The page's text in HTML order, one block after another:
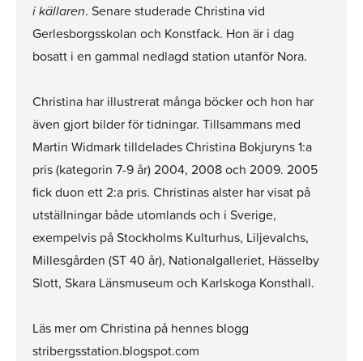
i källaren. Senare studerade Christina vid
Gerlesborgsskolan och Konstfack. Hon är i dag
bosatt i en gammal nedlagd station utanför Nora.
Christina har illustrerat många böcker och hon har
även gjort bilder för tidningar. Tillsammans med
Martin Widmark tilldelades Christina Bokjuryns 1:a
pris (kategorin 7-9 år) 2004, 2008 och 2009. 2005
fick duon ett 2:a pris. Christinas alster har visat på
utställningar både utomlands och i Sverige,
exempelvis på Stockholms Kulturhus, Liljevalchs,
Millesgården (ST 40 år), Nationalgalleriet, Hässelby
Slott, Skara Länsmuseum och Karlskoga Konsthall.
Läs mer om Christina på hennes blogg
stribergsstation.blogspot.com